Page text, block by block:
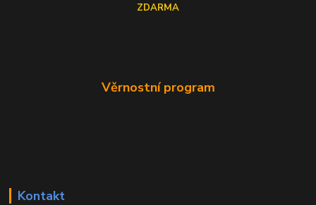
ZDARMA
Věrnostní program
Kontakt